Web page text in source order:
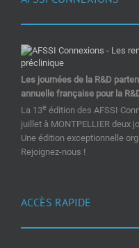
Les journées de la R&D
annuelle française pour la
La 13e édition des AFSSI
juillet à MONTPELLIER deux
Une édition exceptionnelle
Rejoignez-nous !
ACCÈS RAPIDE